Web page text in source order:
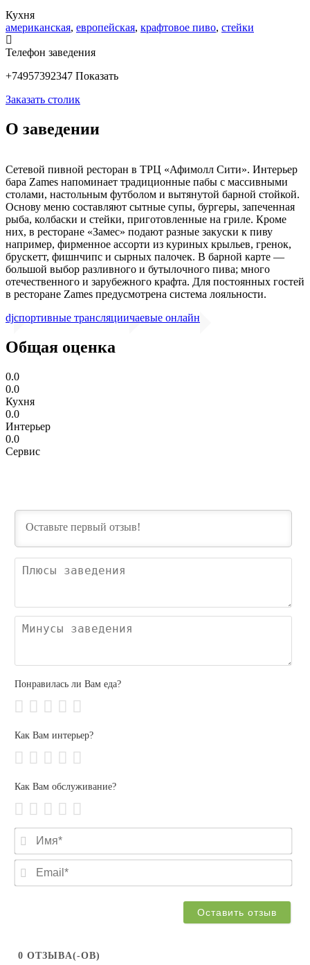
Кухня
американская, европейская, крафтовое пиво, стейки
Телефон заведения
+74957392347 Показать
Заказать столик
О заведении
Сетевой пивной ресторан в ТРЦ «Афимолл Сити». Интерьер
бара Zames напоминает традиционные пабы с массивными
столами, настольным футболом и вытянутой барной стойкой.
Основу меню составляют сытные супы, бургеры, запеченная
рыба, колбаски и стейки, приготовленные на гриле. Кроме
них, в ресторане «Замес» подают разные закуски к пиву
например, фирменное ассорти из куриных крыльев, гренок,
брускетт, фишнчипс и сырных палочек. В барной карте —
большой выбор разливного и бутылочного пива; много
отечественного и зарубежного крафта. Для постоянных гостей
в ресторане Zames предусмотрена система лояльности.
djспортивные трансляциичаевые онлайн
Общая оценка
0.0
0.0
Кухня
0.0
Интерьер
0.0
Сервис
Понравилась ли Вам еда?
Как Вам интерьер?
Как Вам обслуживание?
0 ОТЗЫВA(-ОВ)